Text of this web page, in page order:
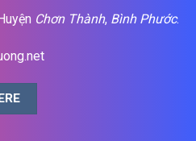
Chơn Thành, Bình Phước.